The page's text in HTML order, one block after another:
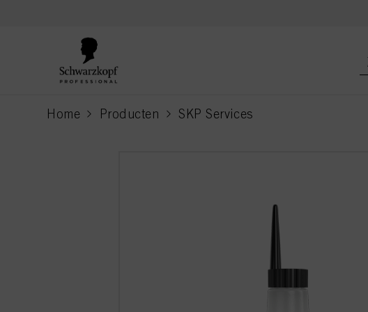
Home Producten SKP Services
current page